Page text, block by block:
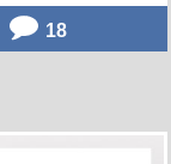
18